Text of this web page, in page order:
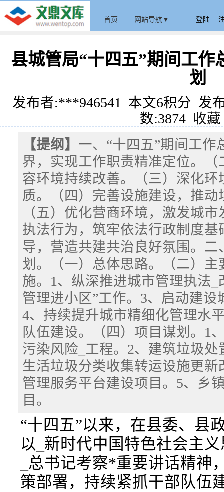
首页 网站导航▼ 登陆
县城管局“十四五”期间工作
划
发布者:***946541 本文6积分 发
数:3874 收藏
【提纲】 一、“十四五”期间工
界，实现工作职责精准定位。
容环境持续改善。（三）深化
质。（四）完善设施建设，推
（五）优化营商环境，激发城
执法行为，筑牢依法行政制度
导，营造共建共治良好氛围。二
划。（一）总体思路。（二）
施。1、纵深推进城市管理执法
管理进小区”工作。3、启动建
4、持续提升城市精细化管理水
队伍建设。（四）项目谋划。1
污染风险_工程。2、建筑垃圾
生活垃圾分类收集转运设施更
管理服务平台建设项目。5、乡
目。
“十四五”以来，在县委、县
以_新时代中国特色社会主
_总书记考察*重要讲话精神
策部署，持续紧抓干部队伍